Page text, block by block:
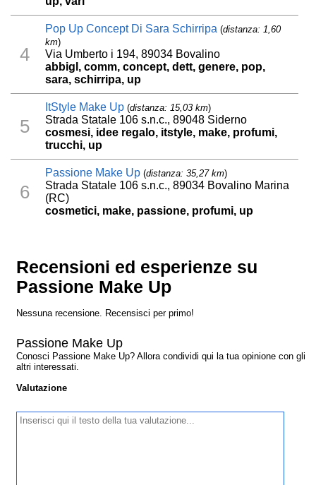
4
Pop Up Concept Di Sara Schirripa (distanza: 1,60
km)
Via Umberto i 194, 89034 Bovalino
abbigl, comm, concept, dett, genere, pop,
sara, schirripa, up
5
ItStyle Make Up (distanza: 15,03 km)
Strada Statale 106 s.n.c., 89048 Siderno
cosmesi, idee regalo, itstyle, make, profumi,
trucchi, up
6
Passione Make Up (distanza: 35,27 km)
Strada Statale 106 s.n.c., 89034 Bovalino Marina
(RC)
cosmetici, make, passione, profumi, up
Recensioni ed esperienze su
Passione Make Up
Nessuna recensione. Recensisci per primo!
Passione Make Up
Conosci Passione Make Up? Allora condividi qui la tua opinione con gli
altri interessati.
Valutazione